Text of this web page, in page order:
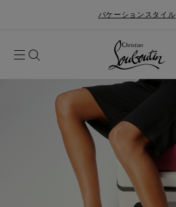
バケーションスタイル